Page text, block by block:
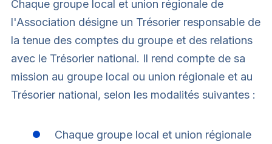
Chaque groupe local et union régionale de
l'Association désigne un Trésorier responsable de
la tenue des comptes du groupe et des relations
avec le Trésorier national. Il rend compte de sa
mission au groupe local ou union régionale et au
Trésorier national, selon les modalités suivantes :
Chaque groupe local et union régionale